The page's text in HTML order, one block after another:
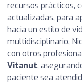
recursos prácticos,
actualizadas, para
hacia un estilo de
multidisciplinario,
con otros
Vitanut,
paciente sea